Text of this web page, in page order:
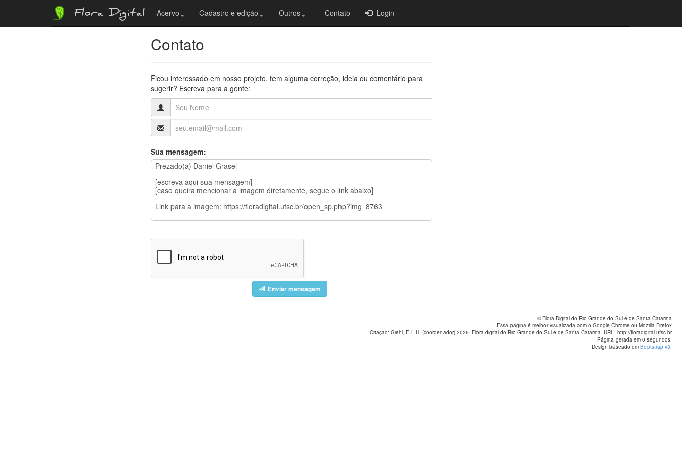
Flora Digital Acervo Cadastro e edição Outros Contato Login
Contato
Ficou interessado em nosso projeto, tem alguma correção, ideia ou comentário para
sugerir? Escreva para a gente:
Sua mensagem:
Enviar mensagem
© Flora Digital do Rio Grande do Sul e de Santa Catarina
Essa página é melhor visualizada com o Google Chrome ou Mozilla Firefox
Citação: Giehl, E.L.H. (coordenador) 2026. Flora digital do Rio Grande do Sul e de Santa Catarina. URL: http://floradigital.ufsc.br
Página gerada em 0 segundos.
Design baseado em Bootstrap v3.